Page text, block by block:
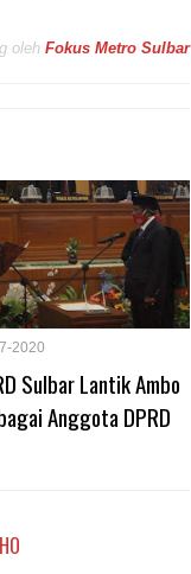
oleh Fokus Metro Sulbar
2020
Sulbar Lantik Ambo
Anggota DPRD